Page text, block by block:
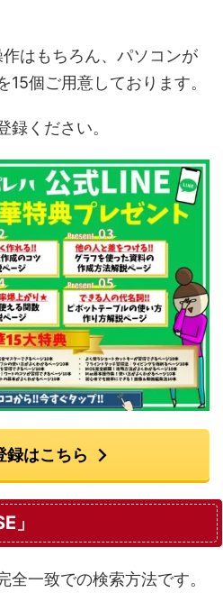
はもちろん、パソコンが
個ご用意しております。
録ください。
録はこちら
」
全一致での検索方法です。